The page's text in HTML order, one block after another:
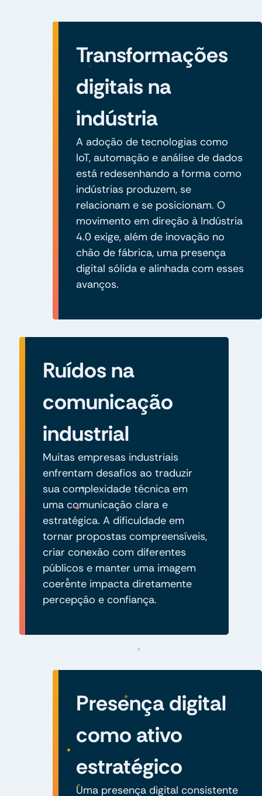
Transformações
digitais na
indústria
A adoção de tecnologias como
IoT, automação e análise de dados
está redesenhando a forma como
indústrias produzem, se
relacionam e se posicionam. O
movimento em direção à Indústria
4.0 exige, além de inovação no
chão de fábrica, uma presença
digital sólida e alinhada com esses
avanços.
Ruídos na
comunicação
industrial
Muitas empresas industriais
enfrentam desafios ao traduzir
sua complexidade técnica em
uma comunicação clara e
estratégica. A dificuldade em
tornar propostas compreensíveis,
criar conexão com diferentes
públicos e manter uma imagem
coerente impacta diretamente
percepção e confiança.
Presença digital
como ativo
estratégico
Uma presença digital consistente